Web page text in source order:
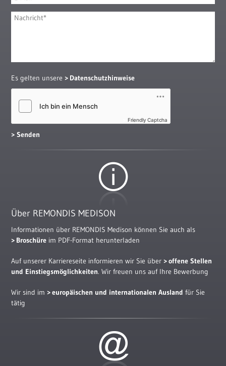
Es gelten unsere Datenschutzhinweise
Friendly Captcha
Über REMONDIS MEDISON
Informationen über REMONDIS Medison können Sie auch als
Broschüre im PDF-Format herunterladen
Auf unserer Karriereseite informieren wir Sie über
offene Stellen
und Einstiegsmöglichkeiten. Wir freuen uns auf Ihre Bewerbung
Wir sind im europäischen und internationalen Ausland für Sie
tätig